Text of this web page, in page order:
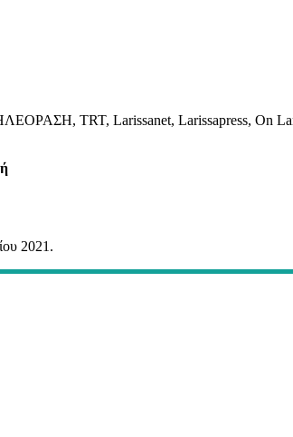
TRT, Larissanet, Larissapress, On
2021.